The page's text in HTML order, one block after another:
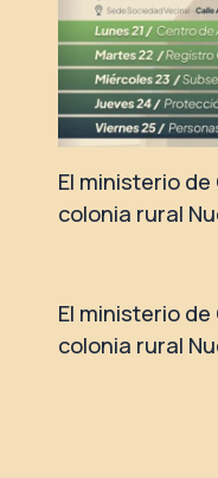
El ministerio
colonia rural
El ministerio
colonia rural